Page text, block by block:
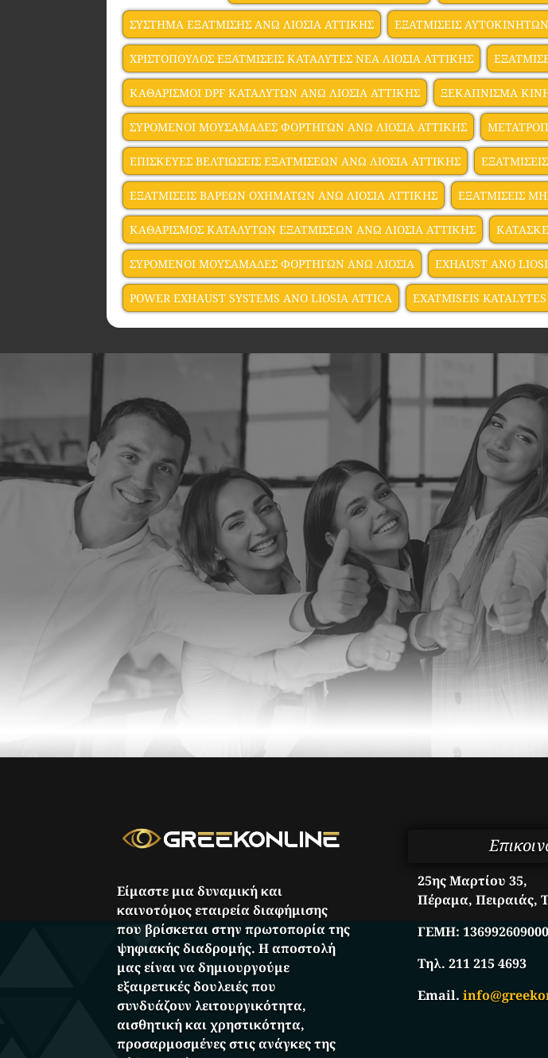
ΣΥΣΤΗΜΑ ΕΞΑΤΜΙΣΗΣ ΑΝΩ ΛΙΟΣΙΑ ΑΤΤΙΚΗΣ ΕΞΑΤΜΙΣΕΙΣ
ΧΡΙΣΤΟΠΟΥΛΟΣ ΕΞΑΤΜΙΣΕΙΣ ΚΑΤΑΛΥΤΕΣ ΝΕΑ ΛΙΟΣΙΑ ΑΤΤΙΚΗΣ
ΚΑΘΑΡΙΣΜΟΙ DPF ΚΑΤΑΛΥΤΩΝ ΑΝΩ ΛΙΟΣΙΑ ΑΤΤΙΚΗΣ ΞΕΚΑΠΝΙΣΜΑ
ΣΥΡΟΜΕΝΟΙ ΜΟΥΣΑΜΑΔΕΣ ΦΟΡΤΗΓΩΝ ΑΝΩ ΛΙΟΣΙΑ ΑΤΤΙΚΗΣ
ΕΠΙΣΚΕΥΕΣ ΒΕΛΤΙΩΣΕΙΣ ΕΞΑΤΜΙΣΕΩΝ ΑΝΩ ΛΙΟΣΙΑ ΑΤΤΙΚΗΣ
ΕΞΑΤΜΙΣΕΙΣ ΒΑΡΕΩΝ ΟΧΗΜΑΤΩΝ ΑΝΩ ΛΙΟΣΙΑ ΑΤΤΙΚΗΣ ΕΞΑΤΜΙΣΕΙΣ
ΚΑΘΑΡΙΣΜΟΣ ΚΑΤΑΛΥΤΩΝ ΕΞΑΤΜΙΣΕΩΝ ΑΝΩ ΛΙΟΣΙΑ ΑΤΤΙΚΗΣ
ΣΥΡΟΜΕΝΟΙ ΜΟΥΣΑΜΑΔΕΣ ΦΟΡΤΗΓΩΝ ΑΝΩ ΛΙΟΣΙΑ EXHAUST ANO
POWER EXHAUST SYSTEMS ANO LIOSIA ATTICA EXATMISEIS
Είμαστε μια δυναμική και
καινοτόμος εταιρεία διαφήμισης
που βρίσκεται στην πρωτοπορία της
ψηφιακής διαδρομής. Η αποστολή
μας είναι να δημιουργούμε
εξαιρετικές δουλειές που
συνδυάζουν λειτουργικότητα,
αισθητική και χρηστικότητα,
προσαρμοσμένες στις ανάγκες της
25ης Μαρτίου 35,
Πέραμα, Πειραιάς,
ΓΕΜΗ:136992609000
Τηλ. 211 215 4693
Email.